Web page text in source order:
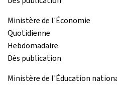
Ministère de l'Économie
Quotidienne
Hebdomadaire
Dès publication
Ministère de l'Éducation